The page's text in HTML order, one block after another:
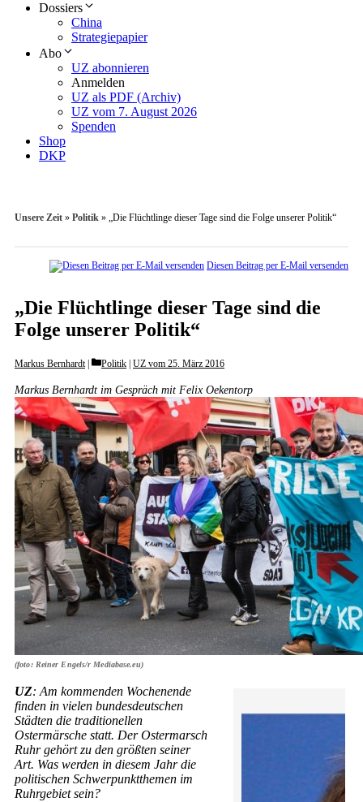
Dossiers
China
Strategiepapier
Abo
UZ abonnieren
Anmelden
UZ als PDF (Archiv)
UZ vom 7. August 2026
Spenden
Shop
DKP
Unsere Zeit » Politik » „Die Flüchtlinge dieser Tage sind die Folge unserer Politik“
Diesen Beitrag per E-Mail versenden
„Die Flüchtlinge dieser Tage sind die
Folge unserer Politik“
Markus Bernhardt Categories
Politik UZ vom 25. März 2016
Markus Bernhardt im Gespräch mit Felix Oekentorp
(foto: Reiner Engels/r Mediabase.eu)
UZ: Am kommenden Wochenende
finden in vielen bundesdeutschen
Städten die traditionellen
Ostermärsche statt. Der Ostermarsch
Ruhr gehört zu den größten seiner
Art. Was werden in diesem Jahr die
politischen Schwerpunktthemen im
Ruhrgebiet sein?